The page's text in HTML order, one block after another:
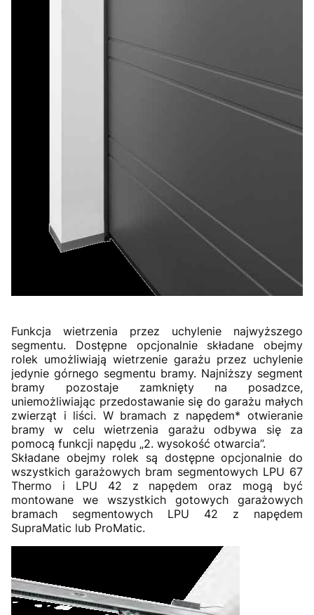
Funkcja wietrzenia przez uchylenie najwyższego
segmentu. Dostępne opcjonalnie składane obejmy
rolek umożliwiają wietrzenie garażu przez uchylenie
jedynie górnego segmentu bramy. Najniższy segment
bramy pozostaje zamknięty na posadzce,
uniemożliwiając przedostawanie się do garażu małych
zwierząt i liści. W bramach z napędem* otwieranie
bramy w celu wietrzenia garażu odbywa się za
pomocą funkcji napędu „2. wysokość otwarcia”.
Składane obejmy rolek są dostępne opcjonalnie do
wszystkich garażowych bram segmentowych LPU 67
Thermo i LPU 42 z napędem oraz mogą być
montowane we wszystkich gotowych garażowych
bramach segmentowych LPU 42 z napędem
SupraMatic lub ProMatic.